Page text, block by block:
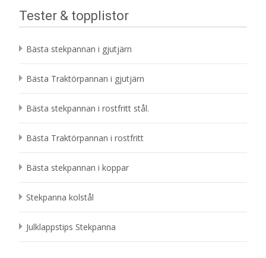
Tester & topplistor
Bästa stekpannan i gjutjärn
Bästa Traktörpannan i gjutjärn
Bästa stekpannan i rostfritt stål.
Bästa Traktörpannan i rostfritt
Bästa stekpannan i koppar
Stekpanna kolstål
Julklappstips Stekpanna